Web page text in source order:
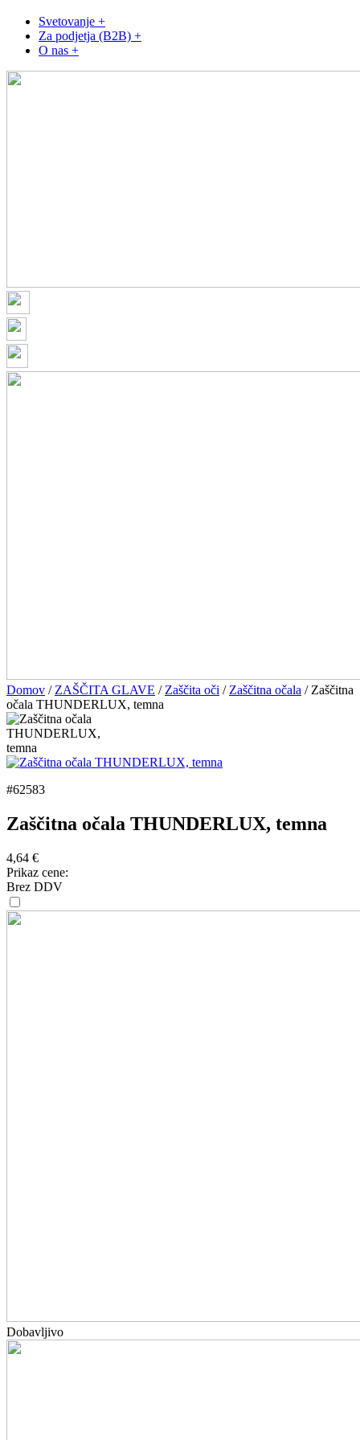
Svetovanje +
Za podjetja (B2B) +
O nas +
Domov / ZAŠČITA GLAVE / Zaščita oči / Zaščitna očala / Zaščitna
očala THUNDERLUX, temna
#62583
Zaščitna očala THUNDERLUX, temna
4,64 €
Prikaz cene:
Brez DDV
Dobavljivo